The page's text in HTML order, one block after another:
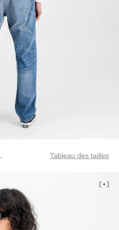
Tableau des tailles